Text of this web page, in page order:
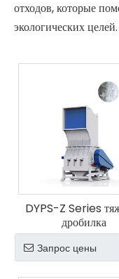
отходов, которые
экологических
гранулятор или
отходов, эксперты
консультациями,
настройки.
обсудить ваши
переработки и
эффективность
DYPS-Z Series
дробилка
Запрос цены